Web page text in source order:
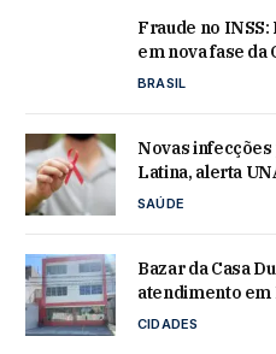
Fraude no
em nova fase da
BRASIL
Novas
Latina, alerta
SAÚDE
Bazar da Casa
atendimento em
CIDADES